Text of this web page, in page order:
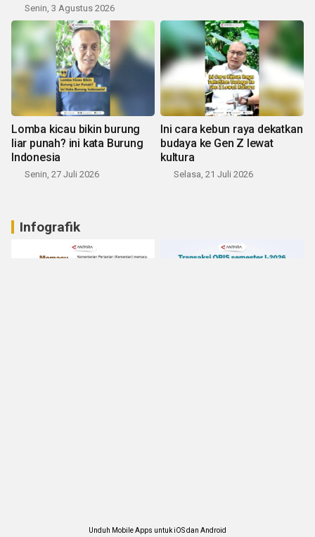
Senin, 3 Agustus 2026
Lomba kicau bikin burung
liar punah? ini kata Burung
Indonesia
Senin, 27 Juli 2026
Ini cara kebun raya dekatkan
budaya ke Gen Z lewat
kultura
Selasa, 21 Juli 2026
Infografik
Unduh Mobile Apps untuk iOS dan Android